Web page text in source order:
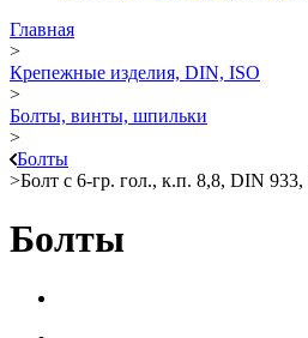
Главная
>
Крепежные изделия, DIN, ISO
>
Болты, винты, шпильки
>
Болты
>Болт с 6-гр. гол., к.п. 8,8, DIN
Болты